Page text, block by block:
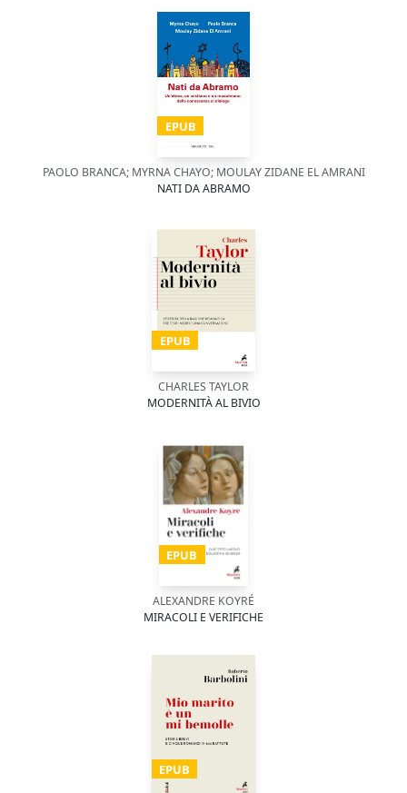
EPUB
PAOLO BRANCA; MYRNA CHAYO; MOULAY ZIDANE EL AMRANI
NATI DA ABRAMO
EPUB
CHARLES TAYLOR
MODERNITÀ AL BIVIO
EPUB
ALEXANDRE KOYRÉ
MIRACOLI E VERIFICHE
EPUB